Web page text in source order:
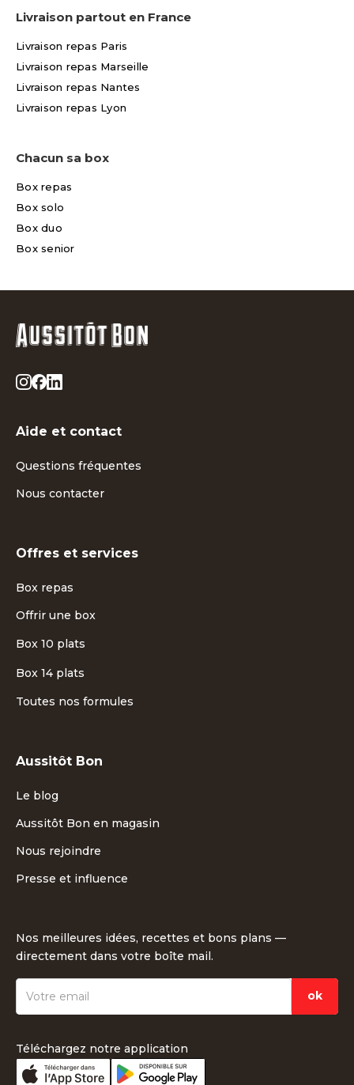
Livraison partout en France
Livraison repas Paris
Livraison repas Marseille
Livraison repas Nantes
Livraison repas Lyon
Chacun sa box
Box repas
Box solo
Box duo
Box senior
Aide et contact
Questions fréquentes
Nous contacter
Offres et services
Box repas
Offrir une box
Box 10 plats
Box 14 plats
Toutes nos formules
Aussitôt Bon
Le blog
Aussitôt Bon en magasin
Nous rejoindre
Presse et influence
Nos meilleures idées, recettes et bons plans —
directement dans votre boîte mail.
Téléchargez notre application